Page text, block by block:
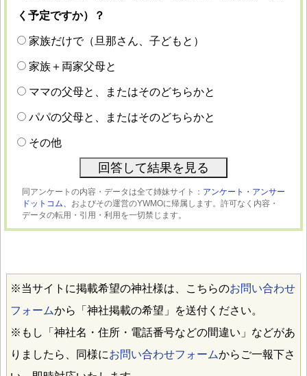
く予定ですか）？
家族だけで（旦那さん、子どもと）
家族＋両家父母と
ママの父母と、またはそのどちらかと
パパの父母と、またはそのどちらかと
その他
同アンケートの内容・データは全て姉妹サイト： アンケート・アンサー
ドットコム、 およびその運営のYWMOに帰属します。許可なく内容・
データの転用・引用・利用を一切禁じます。
※当サイトに掲載希望の神社様は、こちらのお問い合わせ
フォームから「神社掲載の希望」を送付ください。
※もし「神社名・住所・電話番号などの間違い」などがあ
りましたら、同様にお問い合わせフォームからご一報下さ